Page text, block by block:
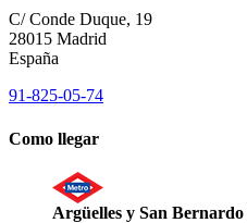
C/ Conde Duque, 19
28015 Madrid
España
91-825-05-74
Como llegar
Argüelles y San Bernardo